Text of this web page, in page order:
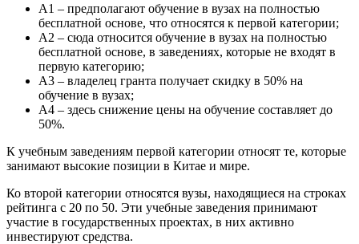
А1 – предполагают обучение в вузах на полностью
бесплатной основе, что относятся к первой категории;
А2 – сюда относится обучение в вузах на полностью
бесплатной основе, в заведениях, которые не входят в
первую категорию;
А3 – владелец гранта получает скидку в 50% на
обучение в вузах;
А4 – здесь снижение цены на обучение составляет до
50%.
К учебным заведениям первой категории относят те, которые
занимают высокие позиции в Китае и мире.
Ко второй категории относятся вузы, находящиеся на строках
рейтинга с 20 по 50. Эти учебные заведения принимают
участие в государственных проектах, в них активно
инвестируют средства.